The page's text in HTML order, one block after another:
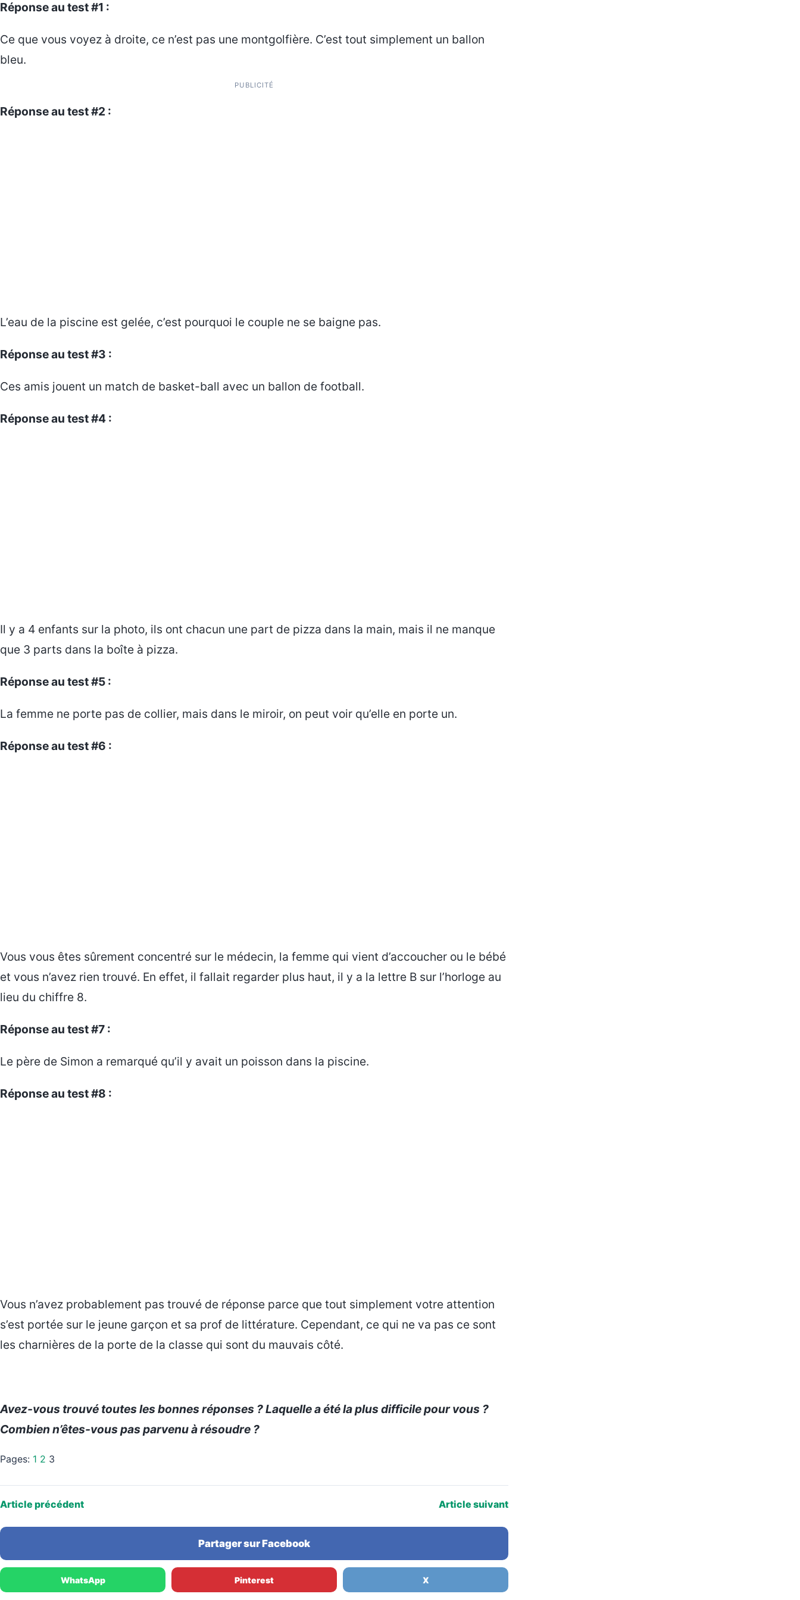
Réponse au test #1 :
Ce que vous voyez à droite, ce n’est pas une montgolfière. C’est tout simplement un ballon
bleu.
PUBLICITÉ
Réponse au test #2 :
L’eau de la piscine est gelée, c’est pourquoi le couple ne se baigne pas.
Réponse au test #3 :
Ces amis jouent un match de basket-ball avec un ballon de football.
Réponse au test #4 :
Il y a 4 enfants sur la photo, ils ont chacun une part de pizza dans la main, mais il ne manque
que 3 parts dans la boîte à pizza.
Réponse au test #5 :
La femme ne porte pas de collier, mais dans le miroir, on peut voir qu’elle en porte un.
Réponse au test #6 :
Vous vous êtes sûrement concentré sur le médecin, la femme qui vient d’accoucher ou le bébé
et vous n’avez rien trouvé. En effet, il fallait regarder plus haut, il y a la lettre B sur l’horloge au
lieu du chiffre 8.
Réponse au test #7 :
Le père de Simon a remarqué qu’il y avait un poisson dans la piscine.
Réponse au test #8 :
Vous n’avez probablement pas trouvé de réponse parce que tout simplement votre attention
s’est portée sur le jeune garçon et sa prof de littérature. Cependant, ce qui ne va pas ce sont
les charnières de la porte de la classe qui sont du mauvais côté.
Avez-vous trouvé toutes les bonnes réponses ? Laquelle a été la plus difficile pour vous ?
Combien n’êtes-vous pas parvenu à résoudre ?
Pages: 1 2 3
Article précédent Article suivant
Partager sur Facebook
WhatsApp Pinterest X